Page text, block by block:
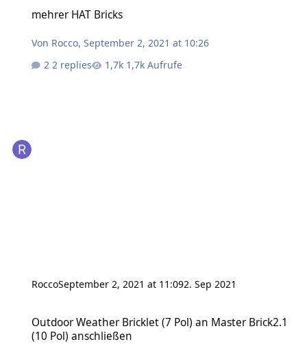
mehrer HAT Bricks
Von Rocco,September 2, 2021 at 10:26
2 replies
1,7k Aufrufe
RoccoSeptember 2, 2021 at 11:092. Sep 2021
Outdoor Weather Bricklet (7 Pol) an Master Brick2.1
(10 Pol) anschließen